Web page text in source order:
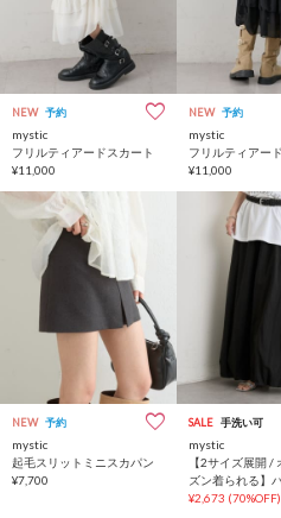
NEW 予約
mystic
フリルティアードスカート
¥11,000
NEW 予約
mystic
フリルティアー
¥11,000
NEW 予約
mystic
起毛スリットミニスカパン
¥7,700
SALE 手洗い可
mystic
【2サイズ展開 /
ズン着られる】
ングスカート
¥2,673 (70%OFF)